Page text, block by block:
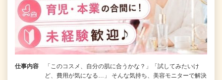
仕事内容
「このコスメ、自分の肌に合うかな？」「試してみたいけ
ど、費用が気になる…」 そんな気持ち、美容モニターで解決